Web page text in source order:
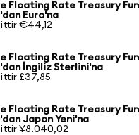
Floating Rate Treasury
Euro'na
€44,12
Floating Rate Treasury
İngiliz Sterlini'na
£37,85
Floating Rate Treasury
Japon Yeni'na
¥8.040,02